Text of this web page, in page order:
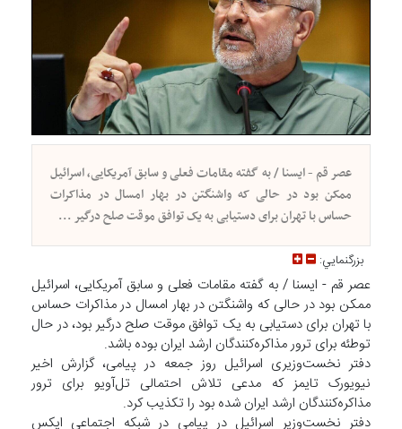
عصر قم - ایسنا / به گفته مقامات فعلی و سابق آمریکایی، اسرائیل
ممکن بود در حالی که واشنگتن در بهار امسال در مذاکرات
حساس با تهران برای دستیابی به یک توافق موقت صلح درگیر ...
بزرگنمايي:
عصر قم - ایسنا / به گفته مقامات فعلی و سابق آمریکایی، اسرائیل
ممکن بود در حالی که واشنگتن در بهار امسال در مذاکرات حساس
با تهران برای دستیابی به یک توافق موقت صلح درگیر بود، در حال
توطئه برای ترور مذاکره‌کنندگان ارشد ایران بوده باشد.
دفتر نخست‌وزیری اسرائیل روز جمعه در پیامی، گزارش اخیر
نیویورک تایمز که مدعی تلاش احتمالی تل‌آویو برای ترور
مذاکره‌کنندگان ارشد ایران شده بود را تکذیب کرد.
دفتر نخست‌وزیر اسرائیل در پیامی در شبکه اجتماعی ایکس